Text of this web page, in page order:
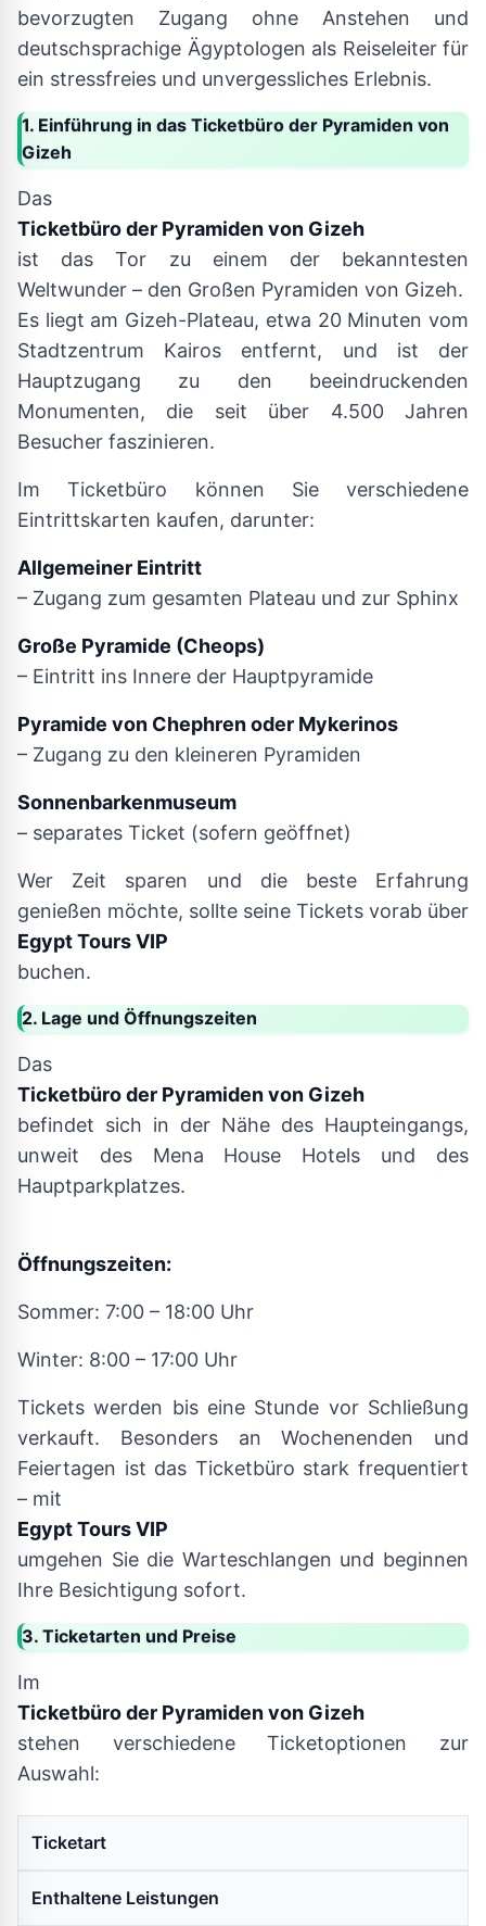
bevorzugten Zugang ohne Anstehen und
deutschsprachige Ägyptologen als Reiseleiter für
ein stressfreies und unvergessliches Erlebnis.
1. Einführung in das Ticketbüro der Pyramiden von
Gizeh
Das
Ticketbüro der Pyramiden von Gizeh
ist das Tor zu einem der bekanntesten
Weltwunder – den Großen Pyramiden von Gizeh.
Es liegt am Gizeh-Plateau, etwa 20 Minuten vom
Stadtzentrum Kairos entfernt, und ist der
Hauptzugang zu den beeindruckenden
Monumenten, die seit über 4.500 Jahren
Besucher faszinieren.
Im Ticketbüro können Sie verschiedene
Eintrittskarten kaufen, darunter:
Allgemeiner Eintritt
– Zugang zum gesamten Plateau und zur Sphinx
Große Pyramide (Cheops)
– Eintritt ins Innere der Hauptpyramide
Pyramide von Chephren oder Mykerinos
– Zugang zu den kleineren Pyramiden
Sonnenbarkenmuseum
– separates Ticket (sofern geöffnet)
Wer Zeit sparen und die beste Erfahrung
genießen möchte, sollte seine Tickets vorab über
Egypt Tours VIP
buchen.
2. Lage und Öffnungszeiten
Das
Ticketbüro der Pyramiden von Gizeh
befindet sich in der Nähe des Haupteingangs,
unweit des Mena House Hotels und des
Hauptparkplatzes.
Öffnungszeiten:
Sommer: 7:00 – 18:00 Uhr
Winter: 8:00 – 17:00 Uhr
Tickets werden bis eine Stunde vor Schließung
verkauft. Besonders an Wochenenden und
Feiertagen ist das Ticketbüro stark frequentiert
– mit
Egypt Tours VIP
umgehen Sie die Warteschlangen und beginnen
Ihre Besichtigung sofort.
3. Ticketarten und Preise
Im
Ticketbüro der Pyramiden von Gizeh
stehen verschiedene Ticketoptionen zur
Auswahl:
Ticketart
Enthaltene Leistungen